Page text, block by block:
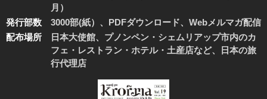
月）
発行部数
3000部(紙）、PDFダウンロード、Webメルマガ配信
配布場所
日本大使館、プノンペン・シェムリアップ市内のカ
フェ・レストラン・ホテル・土産店など、日本の旅
行代理店